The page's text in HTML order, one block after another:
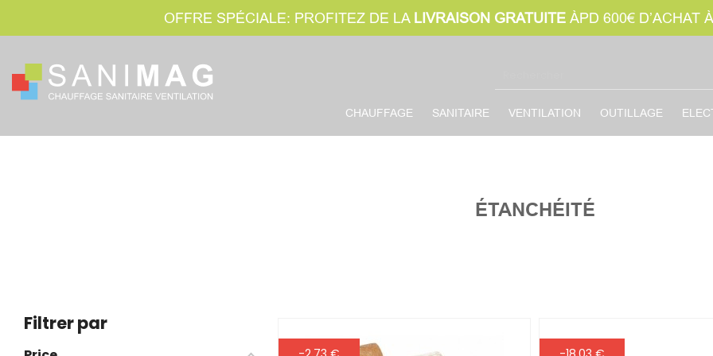
OFFRE SPÉCIALE: PROFITEZ DE LA LIVRAISON GRATUITEÀPD 600€ D’ACHAT À
CHAUFFAGE SANITAIRE VENTILATION OUTILLAGE
ÉTANCHÉITÉ
Filtrer par